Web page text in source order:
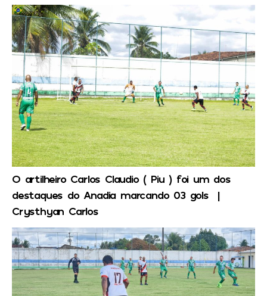
O artilheiro Carlos Claudio ( Piu ) foi um dos
destaques do Anadia marcando 03 gols |
Crysthyan Carlos